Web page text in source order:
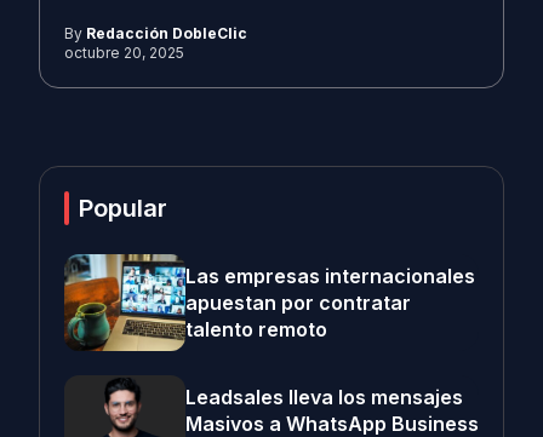
By Redacción DobleClic
octubre 20, 2025
Popular
Las empresas internacionales
apuestan por contratar
talento remoto
Leadsales lleva los mensajes
Masivos a WhatsApp Business